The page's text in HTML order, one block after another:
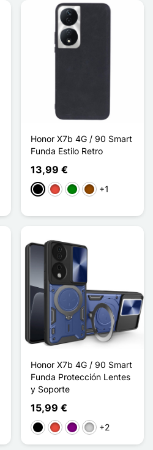
Honor X7b 4G / 90 Smart
Funda Estilo Retro
13,99 €
NegroRojoVerdeMarrón
+1
Honor X7b 4G / 90 Smart
Funda Protección Lentes
y Soporte
15,99 €
NegroRojoPúrpura
Plata+2